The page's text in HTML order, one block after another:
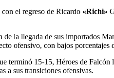
el regreso de Ricardo «Richi»
de la llegada de sus importados
ofensivo, con bajos
terminó 15-15, Héroes de
a sus transiciones ofensivas.